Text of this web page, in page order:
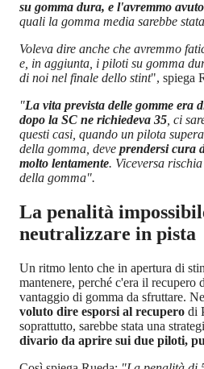
su gomma dura, e l'avremmo
quali la gomma media sarebbe
Voleva dire anche che avremmo
e, in aggiunta, i piloti su gomma
di noi nel finale dello stint", spiega
"La vita prevista delle gomme era
dopo la SC ne richiedeva 35 , ci
questi casi, quando un pilota
della gomma, deve prendersi cura
molto lentamente. Viceversa
della gomma".
La penalità
neutralizzare in pista
Un ritmo lento che in apertura di
mantenere, perché c'era il recupero
vantaggio di gomma da sfruttare.
voluto dire esporsi al recupero di
soprattutto, sarebbe stata una
divario da aprire sui due piloti,